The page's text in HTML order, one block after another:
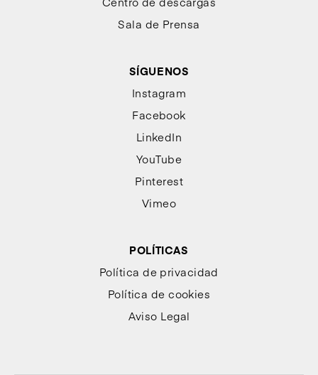
Sala de Prensa
SÍGUENOS
Instagram
Facebook
LinkedIn
YouTube
Pinterest
Vimeo
POLÍTICAS
Política de privacidad
Política de cookies
Aviso Legal